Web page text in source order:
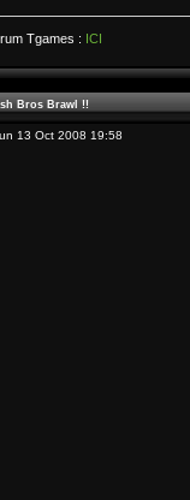
Tgames : ICI
Bros Brawl !!
13 Oct 2008 19:58